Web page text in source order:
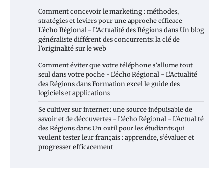
Comment concevoir le marketing : méthodes,
stratégies et leviers pour une approche efficace -
L'écho Régional - L'Actualité des RégionsdansUn blog
généraliste différent des concurrents: la clé de
l’originalité sur le web
Comment éviter que votre téléphone s’allume tout
seul dans votre poche - L'écho Régional - L'Actualité
des RégionsdansFormation excel le guide des
logiciels et applications
Se cultiver sur internet : une source inépuisable de
savoir et de découvertes - L'écho Régional - L'Actualité
des RégionsdansUn outil pour les étudiants qui
veulent tester leur français : apprendre, s’évaluer et
progresser efficacement